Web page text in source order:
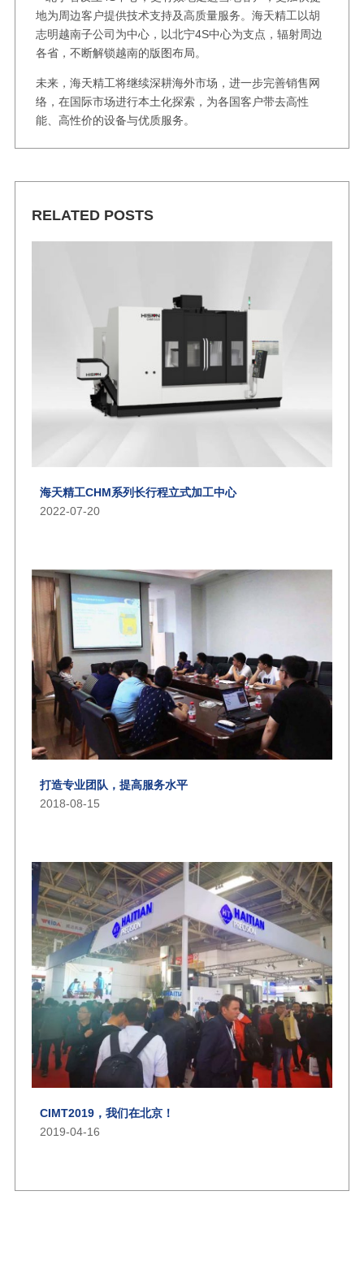
地为周边客户提供技术支持及高质量服务。海天精工以胡
志明越南子公司为中心，以北宁4S中心为支点，辐射周边
各省，不断解锁越南的版图布局。
未来，海天精工将继续深耕海外市场，进一步完善销售网
络，在国际市场进行本土化探索，为各国客户带去高性
能、高性价的设备与优质服务。
RELATED POSTS
海天精工CHM系列长行程立式加工中心
2022-07-20
打造专业团队，提高服务水平
2018-08-15
CIMT2019，我们在北京！
2019-04-16